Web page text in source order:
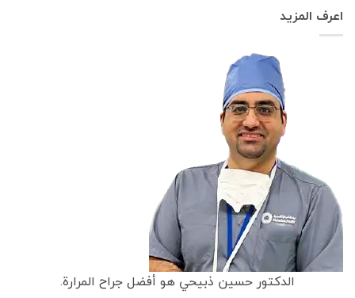
اعرف المزيد
الدكتور حسين ذبيحي هو أفضل جراح المرارة.